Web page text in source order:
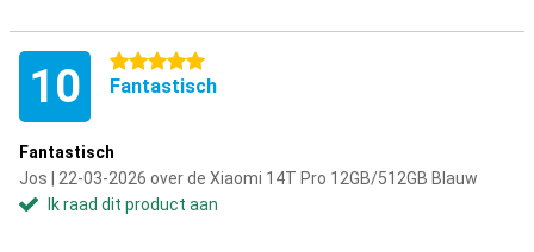
10 5 sterren
Fantastisch
Fantastisch
Jos | 22-03-2026 over de Xiaomi 14T Pro 12GB/512GB Blauw
Ik raad dit product aan